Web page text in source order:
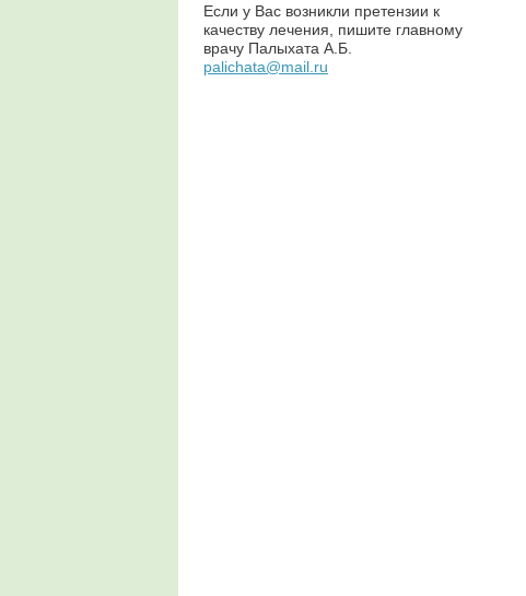
Если у Вас возникли претензии к
качеству лечения, пишите главному
врачу Палыхата А.Б.
palichata@mail.ru